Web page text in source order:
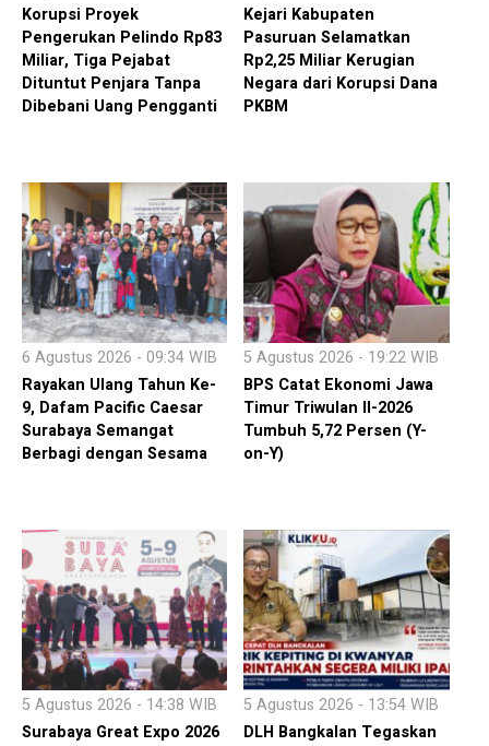
Korupsi Proyek
Pengerukan Pelindo Rp83
Miliar, Tiga Pejabat
Dituntut Penjara Tanpa
Dibebani Uang Pengganti
Kejari Kabupaten
Pasuruan Selamatkan
Rp2,25 Miliar Kerugian
Negara dari Korupsi Dana
PKBM
6 Agustus 2026 - 09:34 WIB
Rayakan Ulang Tahun Ke-
9, Dafam Pacific Caesar
Surabaya Semangat
Berbagi dengan Sesama
5 Agustus 2026 - 19:22 WIB
BPS Catat Ekonomi Jawa
Timur Triwulan II-2026
Tumbuh 5,72 Persen (Y-
on-Y)
5 Agustus 2026 - 14:38 WIB
Surabaya Great Expo 2026
5 Agustus 2026 - 13:54 WIB
DLH Bangkalan Tegaskan